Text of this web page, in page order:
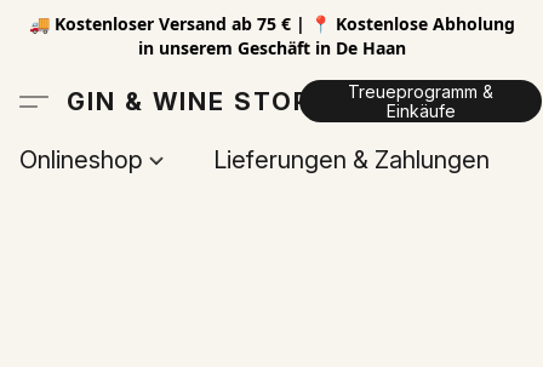
🚚 Kostenloser Versand ab 75 € | 📍 Kostenlose Abholung
in unserem Geschäft in De Haan
GIN & WINE STORE
Treueprogramm &
Einkäufe
Onlineshop Lieferungen & Zahlungen